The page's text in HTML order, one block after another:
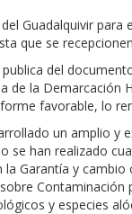
Guadalquivir
que se
del
de la
favorable, lo
un amplio y
se han realizado
Garantía y
y especies